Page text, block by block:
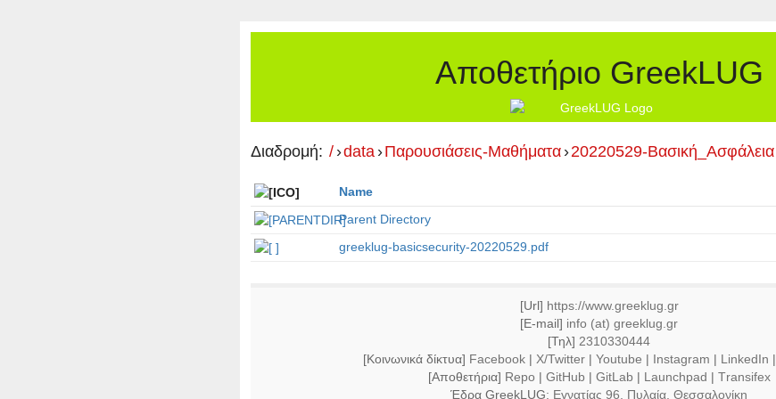
Αποθετήριο GreekLUG
Διαδρομή: / ›data ›Παρουσιάσεις-Μαθήματα ›20220529-Βασική_Ασφάλεια
Name
Parent Directory
greeklug-basicsecurity-20220529.pdf
[Url] https://www.greeklug.gr
[E-mail] info (at) greeklug.gr
[Τηλ] 2310330444
[Κοινωνικά δίκτυα] Facebook| X/Twitter| Youtube | Instagram | LinkedIn |
[Αποθετήρια] Repo | GitHub| GitLab| Launchpad | Τransifex
Έδρα GreekLUG: Εγνατίας 96, Πυλαία, Θεσσαλονίκη